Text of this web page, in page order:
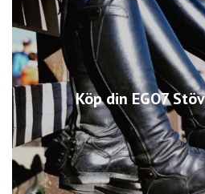
Köp din EGO7